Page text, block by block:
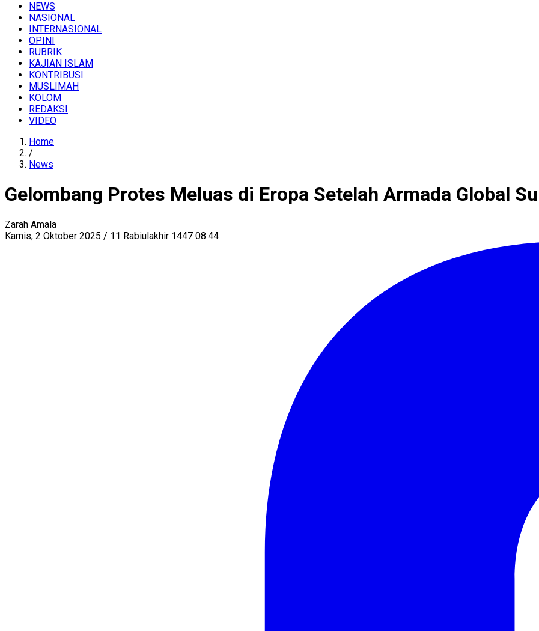
NEWS
NASIONAL
INTERNASIONAL
OPINI
RUBRIK
KAJIAN ISLAM
KONTRIBUSI
MUSLIMAH
KOLOM
REDAKSI
VIDEO
Home
/
News
Gelombang Protes Meluas di Eropa Setelah Armada Global
Zarah Amala
Kamis, 2 Oktober 2025 / 11 Rabiulakhir 1447 08:44